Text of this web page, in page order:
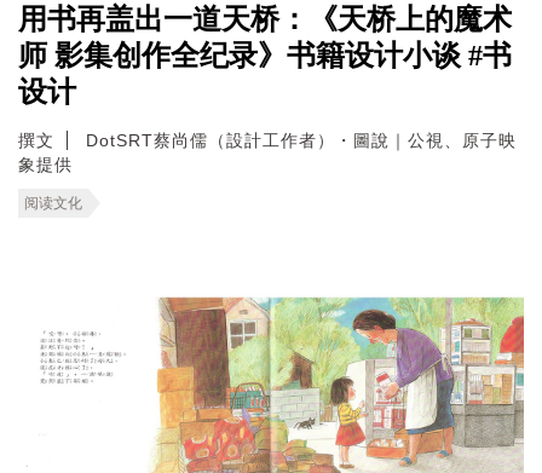
用书再盖出一道天桥：《天桥上的魔术
师 影集创作全纪录》书籍设计小谈 #书
设计
撰文
DotSRT蔡尚儒（設計工作者）・圖說｜公視、原子映
象提供
阅读文化